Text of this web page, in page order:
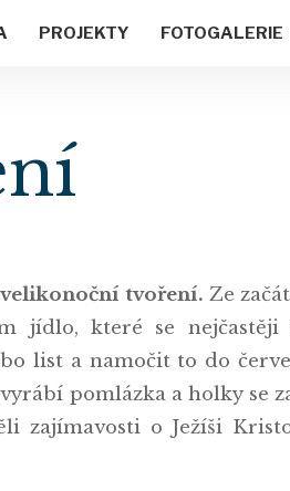
PROJEKTY FOTOGALERIE
velikonoční tvoření. Ze
jídlo, které se nejčastěji
list a namočit to do
pomlázka a holky se
zajímavosti o Ježíši